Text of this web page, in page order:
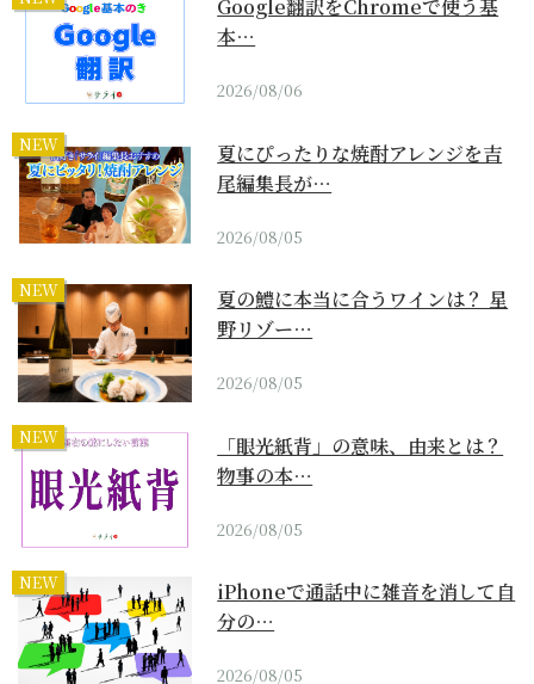
Google翻訳をChromeで使う基
本…
2026/08/06
NEW
夏にぴったりな焼酎アレンジを吉
尾編集長が…
2026/08/05
NEW
夏の鱧に本当に合うワインは？ 星
野リゾー…
2026/08/05
NEW
「眼光紙背」の意味、由来とは？
物事の本…
2026/08/05
NEW
iPhoneで通話中に雑音を消して自
分の…
2026/08/05